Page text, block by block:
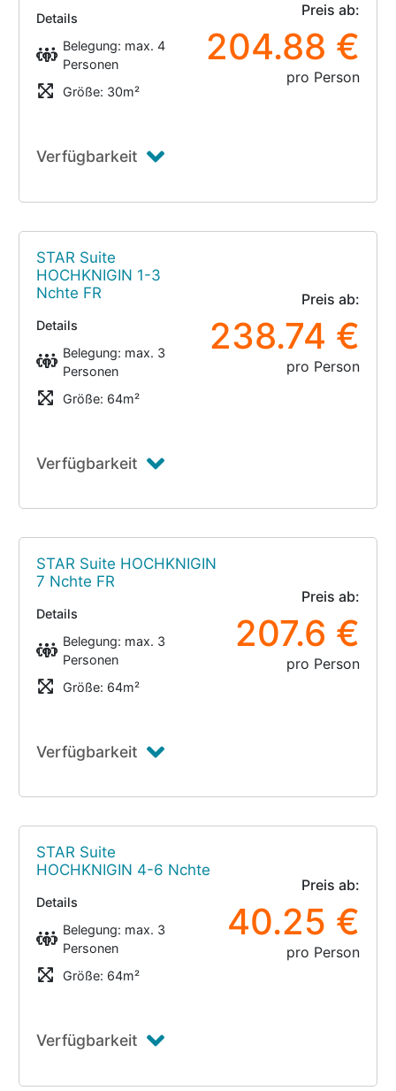
Details
Belegung: max. 4
Personen
Größe: 30m²
Preis ab:
204.88 €
pro Person
Verfügbarkeit
STAR Suite
HOCHKNIGIN 1-3
Nchte FR
Details
Belegung: max. 3
Personen
Größe: 64m²
Preis ab:
238.74 €
pro Person
Verfügbarkeit
STAR Suite HOCHKNIGIN
7 Nchte FR
Details
Belegung: max. 3
Personen
Größe: 64m²
Preis ab:
207.6 €
pro Person
Verfügbarkeit
STAR Suite
HOCHKNIGIN 4-6 Nchte
Details
Belegung: max. 3
Personen
Größe: 64m²
Preis ab:
40.25 €
pro Person
Verfügbarkeit